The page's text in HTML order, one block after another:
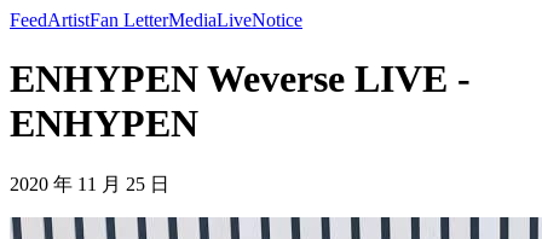
FeedArtistFan LetterMediaLiveNotice
ENHYPEN Weverse LIVE -
ENHYPEN
2020 年 11 月 25 日